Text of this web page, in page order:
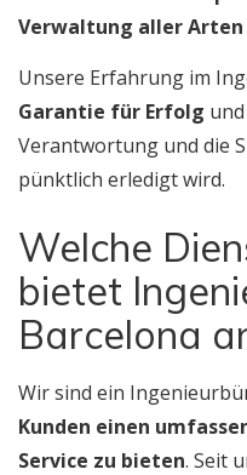
Verwaltung aller
Unsere Erfahrung im
Garantie für Erfolg
Verantwortung und die
pünktlich erledigt wird.
Welche
bietet
Barcelona
Wir sind ein
Kunden einen
Service zu bieten. Seit